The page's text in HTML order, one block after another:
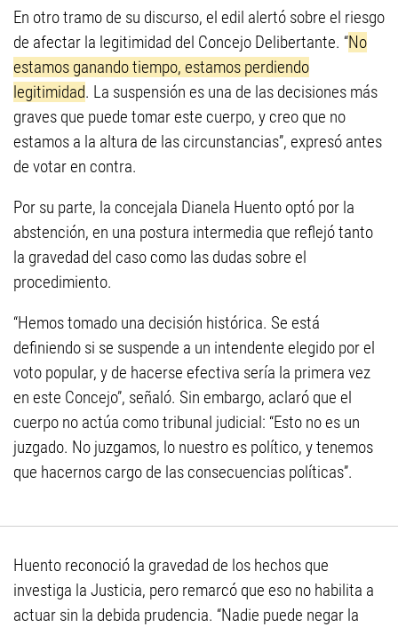
En otro tramo de su discurso, el edil alertó sobre el riesgo
de afectar la legitimidad del Concejo Delibertante. “No
estamos ganando tiempo, estamos perdiendo
legitimidad. La suspensión es una de las decisiones más
graves que puede tomar este cuerpo, y creo que no
estamos a la altura de las circunstancias”, expresó antes
de votar en contra.
Por su parte, la concejala Dianela Huento optó por la
abstención, en una postura intermedia que reflejó tanto
la gravedad del caso como las dudas sobre el
procedimiento.
“Hemos tomado una decisión histórica. Se está
definiendo si se suspende a un intendente elegido por el
voto popular, y de hacerse efectiva sería la primera vez
en este Concejo”, señaló. Sin embargo, aclaró que el
cuerpo no actúa como tribunal judicial: “Esto no es un
juzgado. No juzgamos, lo nuestro es político, y tenemos
que hacernos cargo de las consecuencias políticas”.
Huento reconoció la gravedad de los hechos que
investiga la Justicia, pero remarcó que eso no habilita a
actuar sin la debida prudencia. “Nadie puede negar la